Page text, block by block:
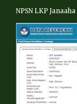
NPSN LKP Janaaha